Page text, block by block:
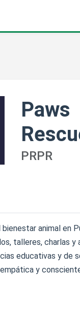
Paws
PRPR
animal en
talleres, charlas y
educativas y de
y